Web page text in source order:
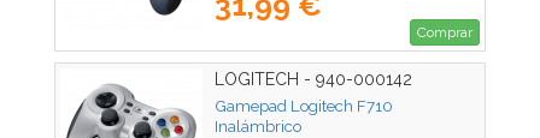
Comprar
LOGITECH - 940-000142
Gamepad Logitech F710
Inalámbrico